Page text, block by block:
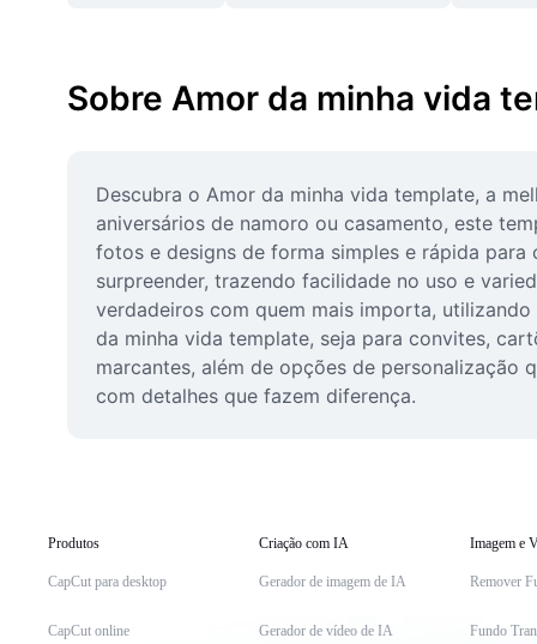
Sobre Amor da minha vida
Descubra o Amor da minha vida template, a
aniversários de namoro ou casamento, este
fotos e designs de forma simples e rápida
surpreender, trazendo facilidade no uso e
verdadeiros com quem mais importa,
da minha vida template, seja para convites,
marcantes, além de opções de personalização
com detalhes que fazem diferença.
Produtos
CapCut para desktop
CapCut online
Criação com IA
Gerador de imagem de IA
Gerador de vídeo de IA
Imagem e
Remover
Fundo